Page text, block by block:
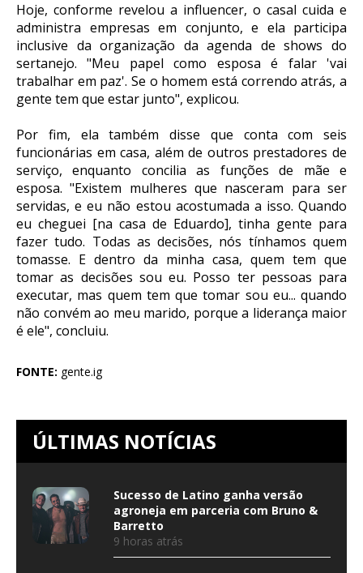
Hoje, conforme revelou a influencer, o casal cuida e
administra empresas em conjunto, e ela participa
inclusive da organização da agenda de shows do
sertanejo. "Meu papel como esposa é falar 'vai
trabalhar em paz'. Se o homem está correndo atrás, a
gente tem que estar junto", explicou.
Por fim, ela também disse que conta com seis
funcionárias em casa, além de outros prestadores de
serviço, enquanto concilia as funções de mãe e
esposa. "Existem mulheres que nasceram para ser
servidas, e eu não estou acostumada a isso. Quando
eu cheguei [na casa de Eduardo], tinha gente para
fazer tudo. Todas as decisões, nós tínhamos quem
tomasse. E dentro da minha casa, quem tem que
tomar as decisões sou eu. Posso ter pessoas para
executar, mas quem tem que tomar sou eu... quando
não convém ao meu marido, porque a liderança maior
é ele", concluiu.
FONTE: gente.ig
ÚLTIMAS NOTÍCIAS
Sucesso de Latino ganha versão
agroneja em parceria com Bruno &
Barretto
9 horas atrás